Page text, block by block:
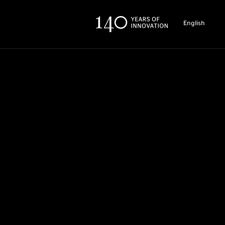
English